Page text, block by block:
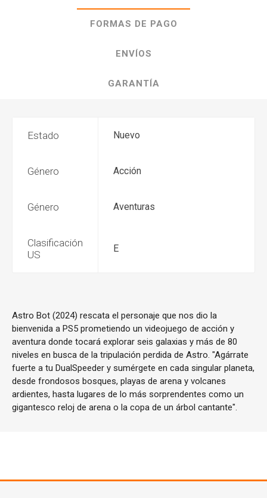
FORMAS DE PAGO
ENVÍOS
GARANTÍA
Estado Nuevo
Género Acción
Género Aventuras
Clasificación
US
E
Astro Bot (2024) rescata el personaje que nos dio la
bienvenida a PS5 prometiendo un videojuego de acción y
aventura donde tocará explorar seis galaxias y más de 80
niveles en busca de la tripulación perdida de Astro. "Agárrate
fuerte a tu DualSpeeder y sumérgete en cada singular planeta,
desde frondosos bosques, playas de arena y volcanes
ardientes, hasta lugares de lo más sorprendentes como un
gigantesco reloj de arena o la copa de un árbol cantante".